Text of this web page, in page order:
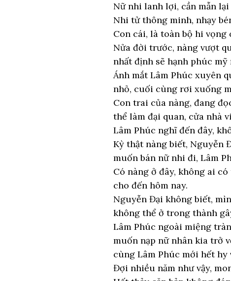
Nữ nhi lanh lợi, cần mẫn
Nhi tử thông minh, nhạy
Con cái, là toàn bộ hi
Nửa đời trước, nàng vượt
nhất định sẽ hạnh phúc
Ánh mắt Lâm Phúc xuyên
nhỏ, cuối cùng rơi xuống
Con trai của nàng, đang
thể làm đại quan, cửa nhà
Lâm Phúc nghĩ đến đây,
Kỳ thật nàng biết, Nguyễn
muốn bán nữ nhi đi, Lâm
Có nàng ở đây, không ai
cho đến hôm nay.
Nguyễn Đại không biết,
không thể ở trong thành
Lâm Phúc ngoài miệng
muốn nạp nữ nhân kia trở
cùng Lâm Phúc mới hết hy
Đợi nhiều năm như vậy,